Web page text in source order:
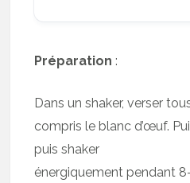
Préparation :
Dans un shaker, verser
compris le blanc d’œuf.
puis shaker
énergiquement pendant